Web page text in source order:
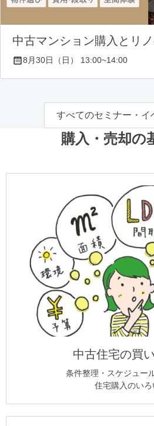
中古マンション購入とリ
8月30日（日） 13:00~14:00
すべてのセミナー・イ
購入・売却の
中古住宅の買
条件整理・スケジュー
住宅購入のいろ